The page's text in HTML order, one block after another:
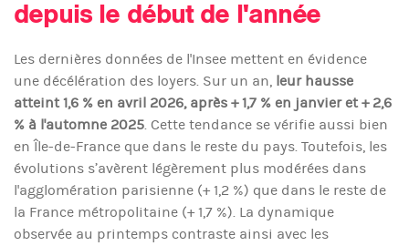
depuis le début de l'année
Les dernières données de l'Insee mettent en évidence
une décélération des loyers. Sur un an, leur hausse
atteint 1,6 % en avril 2026, après + 1,7 % en janvier et + 2,6
% à l'automne 2025. Cette tendance se vérifie aussi bien
en Île-de-France que dans le reste du pays. Toutefois, les
évolutions s’avèrent légèrement plus modérées dans
l'agglomération parisienne (+ 1,2 %) que dans le reste de
la France métropolitaine (+ 1,7 %). La dynamique
observée au printemps contraste ainsi avec les